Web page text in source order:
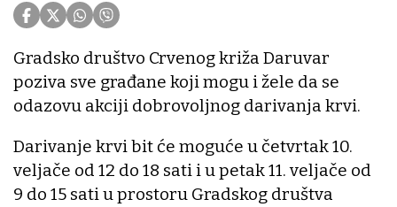
Gradsko društvo Crvenog križa Daruvar
poziva sve građane koji mogu i žele da se
odazovu akciji dobrovoljnog darivanja krvi.
Darivanje krvi bit će moguće u četvrtak 10.
veljače od 12 do 18 sati i u petak 11. veljače od
9 do 15 sati u prostoru Gradskog društva